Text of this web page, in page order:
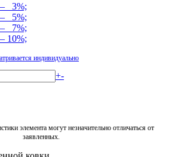
3%;
5%;
7%;
10%;
индивидуально
+-
элемента могут незначительно отличаться от
заявленных.